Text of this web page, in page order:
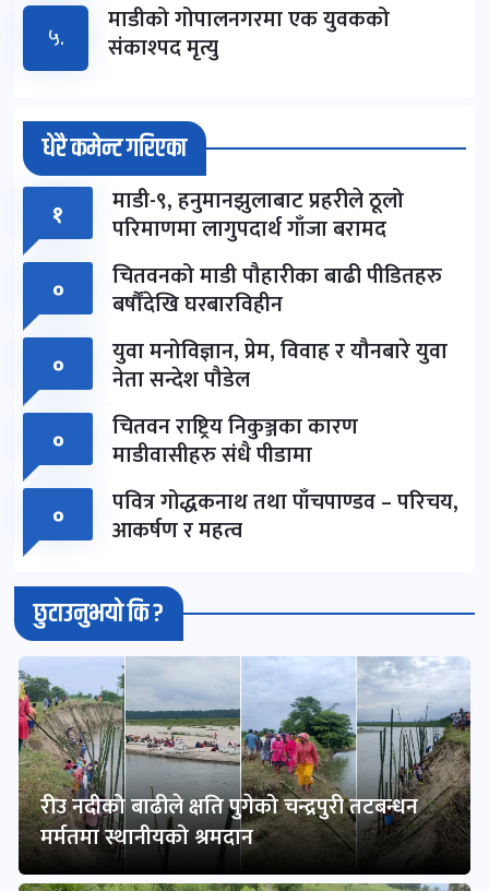
५.
माडीको गोपालनगरमा एक युवकको
संकाश्पद मृत्यु
धेरै कमेन्ट गरिएका
१ माडी-९, हनुमानझुलाबाट प्रहरीले ठूलो
परिमाणमा लागुपदार्थ गाँजा बरामद
०
चितवनको माडी पौहारीका बाढी पीडितहरु
बर्षौंदेखि घरबारविहीन
०
युवा मनोविज्ञान, प्रेम, विवाह र यौनबारे युवा
नेता सन्देश पौडेल
०
चितवन राष्ट्रिय निकुञ्जका कारण
माडीवासीहरु संधै पीडामा
०
पवित्र गोद्धकनाथ तथा पाँचपाण्डव – परिचय,
आकर्षण र महत्व
छुटाउनुभयो कि ?
रीउ नदीको बाढीले क्षति पुगेको चन्द्रपुरी तटबन्धन
मर्मतमा स्थानीयको श्रमदान